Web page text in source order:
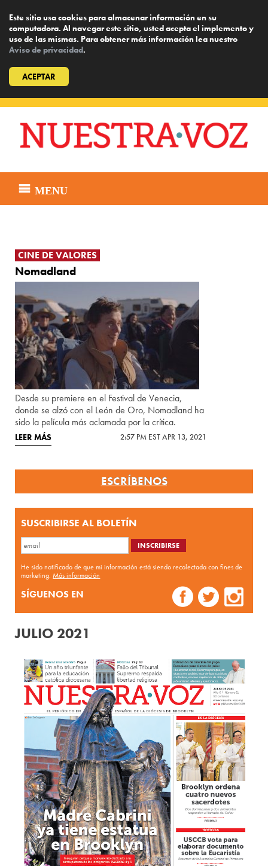
Este sitio usa cookies para almacenar información en su
computadora. Al navegar este sitio, usted acepta el implemento y
uso de las mismas. Para obtener más información lea nuestro
Aviso de privacidad.
ACEPTAR
content
MENU
CINE DE VALORES
Nomadland
Desde su premiere en el Festival de Venecia,
donde se alzó con el León de Oro, Nomadland ha
sido la película más aclamada por la crítica.
LEER MÁS 2:57 PM EST APR 13, 2021
ESCRÍBENOS
SUSCRIBIRSE AL BOLETÍN
He sido notificado de que mi información está siendo recolectada con fines de
marketing.Más información
SÍGUENOS EN
JULIO 2021